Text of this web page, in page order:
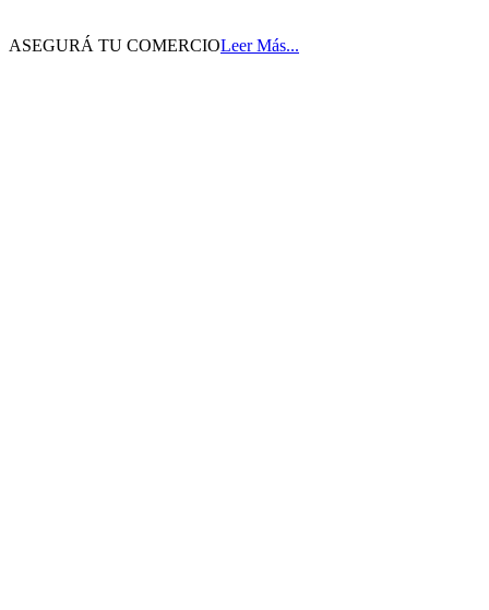
ASEGURÁ TU COMERCIOLeer Más...